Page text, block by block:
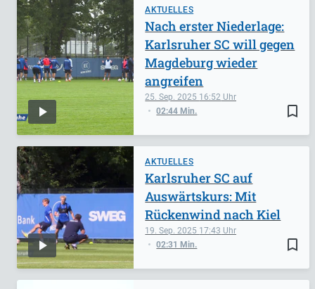
AKTUELLES
bookmark_border
25. Sep. 2025 16:52
02:44 Min.
Nach erster Niederlage:
Karlsruher SC will gegen
Magdeburg wieder
angreifen
AKTUELLES
bookmark_border
19. Sep. 2025 17:43
02:31 Min.
Karlsruher SC auf
Auswärtskurs: Mit
Rückenwind nach Kiel